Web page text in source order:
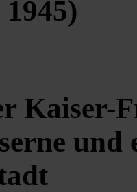
Kaiser-